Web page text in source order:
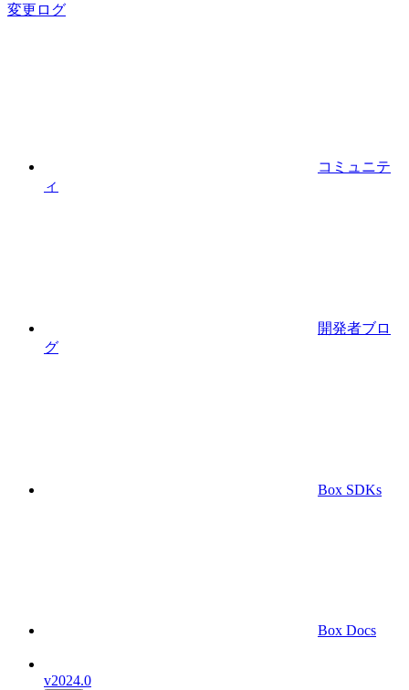
変更ログ
コミュニテ
ィ
開発者ブロ
グ
Box SDKs
Box Docs
v2024.0